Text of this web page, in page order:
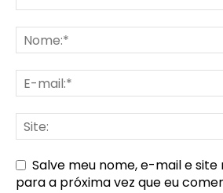
Salve meu nome, e-mail e
para a próxima vez que eu